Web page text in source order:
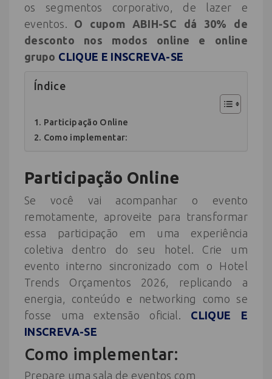
os segmentos corporativo, de lazer e
eventos. O cupom ABIH-SC dá 30% de
desconto nos modos online e online
grupo CLIQUE E INSCREVA-SE
Índice
Participação Online
Como implementar:
Participação Online
Se você vai acompanhar o evento
remotamente, aproveite para transformar
essa participação em uma experiência
coletiva dentro do seu hotel. Crie um
evento interno sincronizado com o Hotel
Trends Orçamentos 2026, replicando a
energia, conteúdo e networking como se
fosse uma extensão oficial. CLIQUE E
INSCREVA-SE
Como implementar:
Prepare uma sala de eventos com